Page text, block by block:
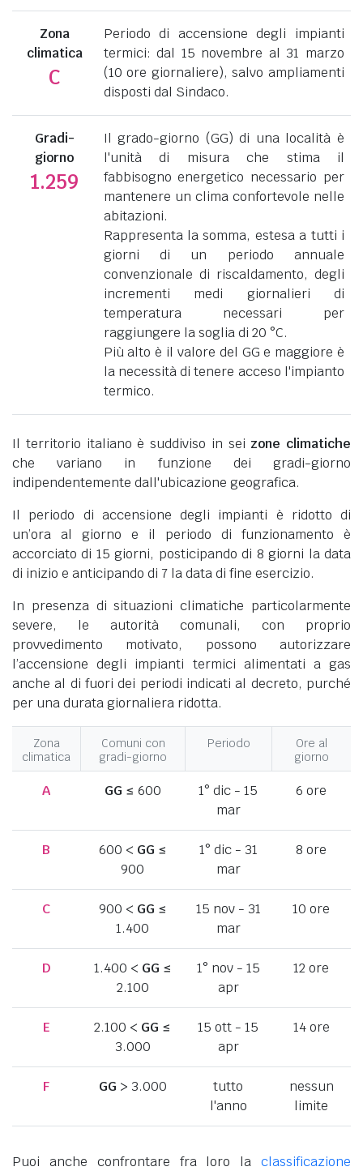
Zona
climatica
C
Periodo di accensione degli impianti
termici: dal 15 novembre al 31 marzo
(10 ore giornaliere), salvo ampliamenti
disposti dal Sindaco.
Gradi-
giorno
1.259
Il grado-giorno (GG) di una località è
l'unità di misura che stima il
fabbisogno energetico necessario per
mantenere un clima confortevole nelle
abitazioni.
Rappresenta la somma, estesa a tutti i
giorni di un periodo annuale
convenzionale di riscaldamento, degli
incrementi medi giornalieri di
temperatura necessari per
raggiungere la soglia di 20 °C.
Più alto è il valore del GG e maggiore è
la necessità di tenere acceso l'impianto
termico.
Il territorio italiano è suddiviso in sei zone climatiche
che variano in funzione dei gradi-giorno
indipendentemente dall'ubicazione geografica.
Il periodo di accensione degli impianti è ridotto di
un’ora al giorno e il periodo di funzionamento è
accorciato di 15 giorni, posticipando di 8 giorni la data
di inizio e anticipando di 7 la data di fine esercizio.
In presenza di situazioni climatiche particolarmente
severe, le autorità comunali, con proprio
provvedimento motivato, possono autorizzare
l’accensione degli impianti termici alimentati a gas
anche al di fuori dei periodi indicati al decreto, purché
per una durata giornaliera ridotta.
Zona
climatica
Comuni con
gradi-giorno
Periodo
Ore al
giorno
A GG ≤ 600
1° dic - 15
mar
6 ore
B 600 < GG ≤
900
1° dic - 31
mar
8 ore
C 900 < GG ≤
1.400
15 nov - 31
mar
10 ore
D 1.400 < GG ≤
2.100
1° nov - 15
apr
12 ore
E 2.100 < GG ≤
3.000
15 ott - 15
apr
14 ore
F GG > 3.000
tutto
l'anno
nessun
limite
Puoi anche confrontare fra loro la classificazione